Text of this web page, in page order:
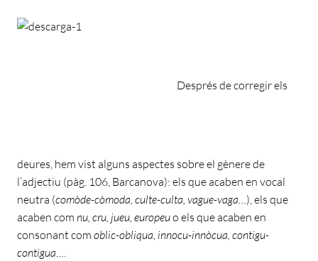
Després de corregir els
deures, hem vist alguns aspectes sobre el gènere de
l’adjectiu (pàg. 106, Barcanova): els que acaben en vocal
neutra (comòde-còmoda, culte-culta, vague-vaga… ), els que
acaben com nu, cru, jueu, europeuo els que acaben en
consonant com oblic-obliqua, innocu-innòcua, contigu-
contigua…